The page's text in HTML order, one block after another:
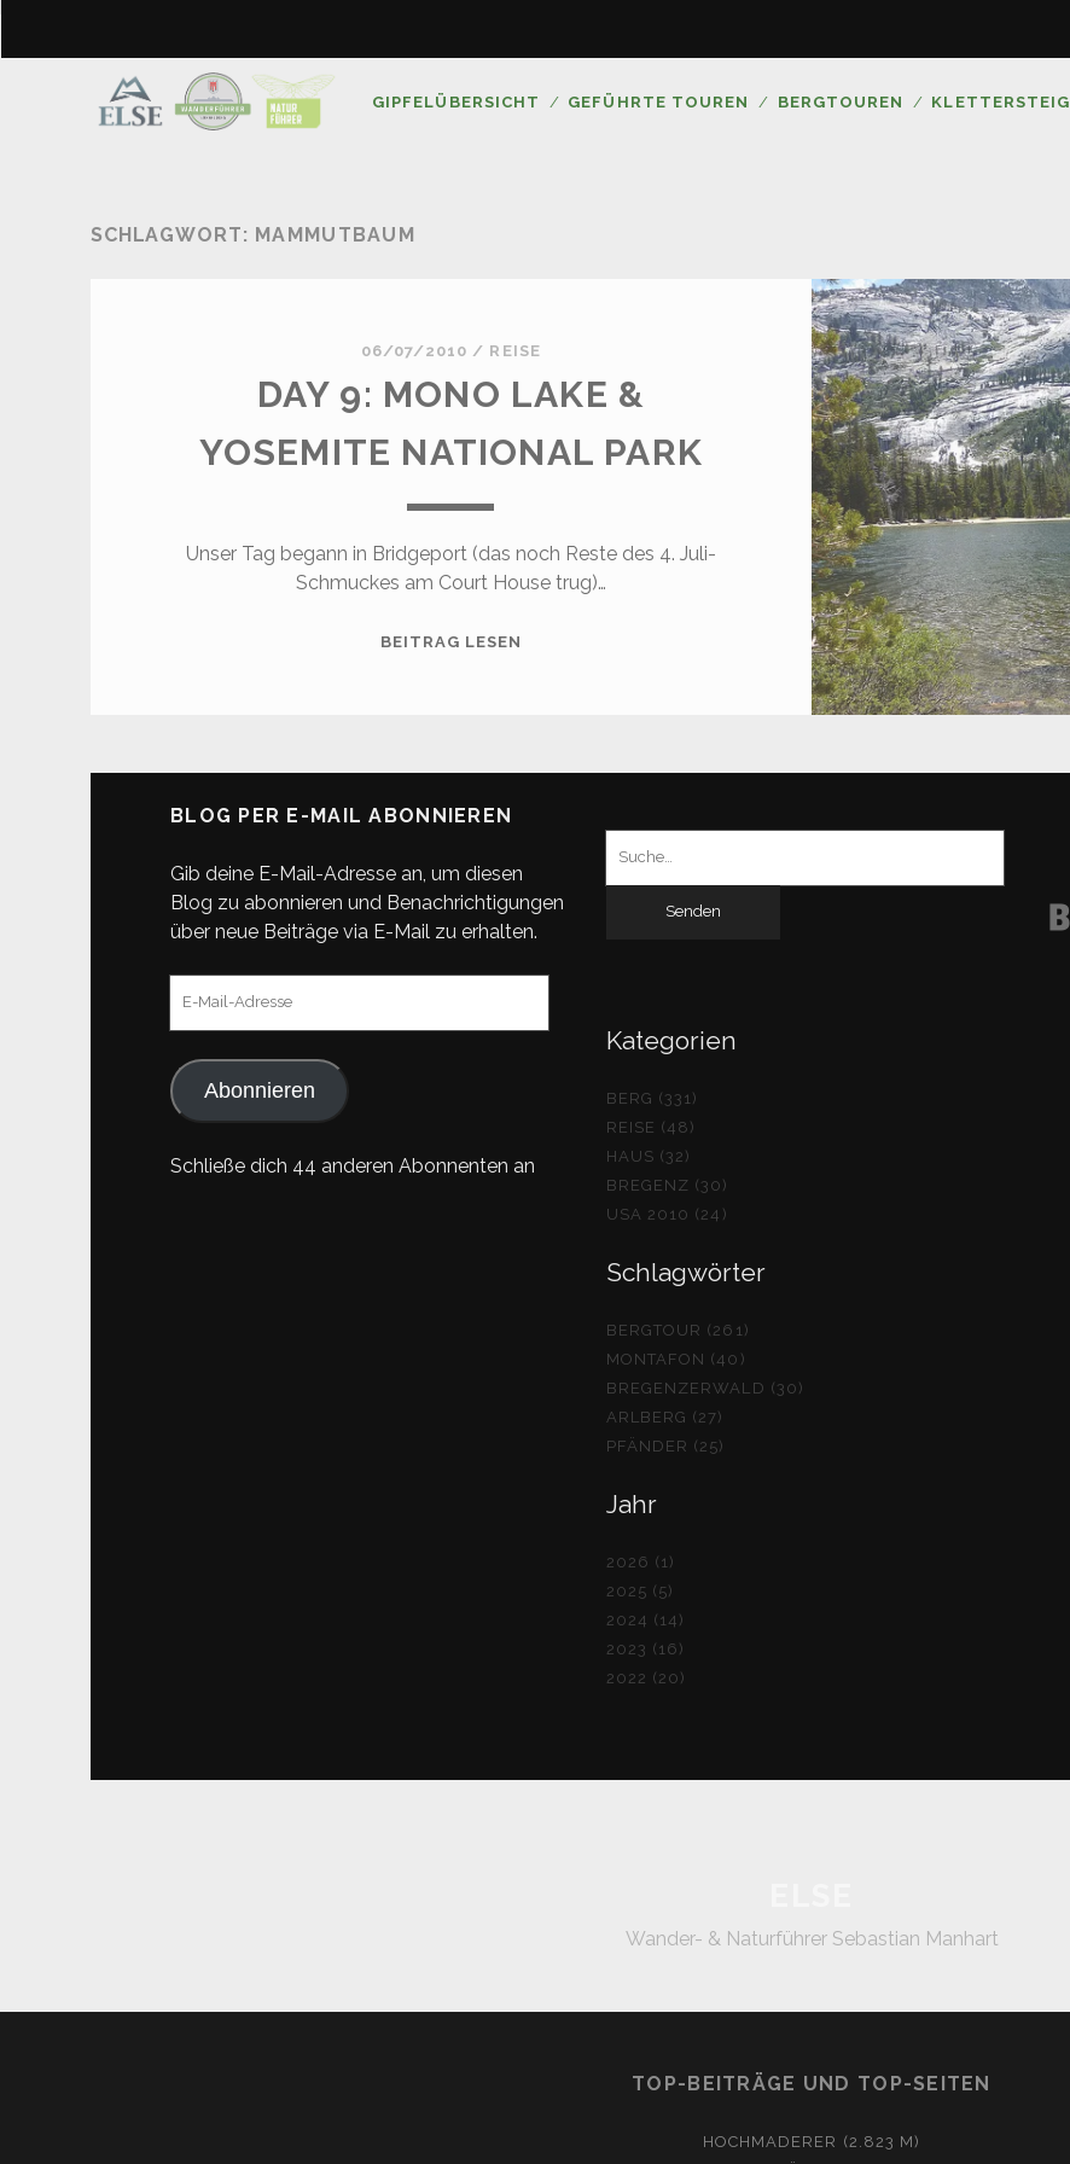
GIPFELÜBERSICHT GEFÜHRTE TOUREN BERGTOUREN KLETTERSTEIG
SCHLAGWORT: MAMMUTBAUM
06/07/2010 / REISE
DAY 9: MONO LAKE &
YOSEMITE NATIONAL PARK
Unser Tag begann in Bridgeport (das noch Reste des 4. Juli-
Schmuckes am Court House trug)…
BEITRAG LESEN
BLOG PER E-MAIL ABONNIEREN
Gib deine E-Mail-Adresse an, um diesen
Blog zu abonnieren und Benachrichtigungen
über neue Beiträge via E-Mail zu erhalten.
Abonnieren
Schließe dich 44 anderen Abonnenten an
Kategorien
BERG (331)
REISE (48)
HAUS (32)
BREGENZ (30)
USA 2010 (24)
Schlagwörter
BERGTOUR (261)
MONTAFON (40)
BREGENZERWALD (30)
ARLBERG (27)
PFÄNDER (25)
Jahr
2026 (1)
2025 (5)
2024 (14)
2023 (16)
2022 (20)
Wander- & Naturführer Sebastian Manhart
TOP-BEITRÄGE UND TOP-SEITEN
HOCHMADERER (2.823 M)